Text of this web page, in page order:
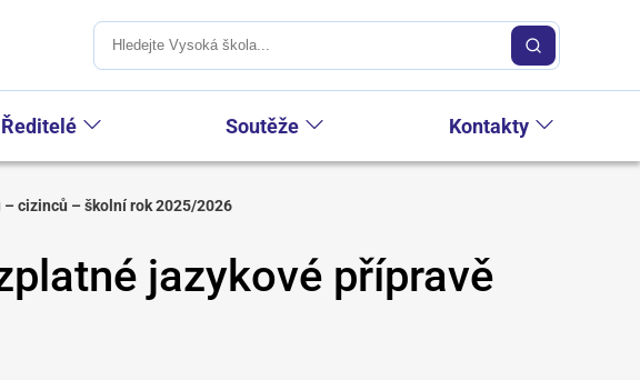
Ředitelé Soutěže Kontakty
cizinců – školní rok 2025/2026
jazykové přípravě